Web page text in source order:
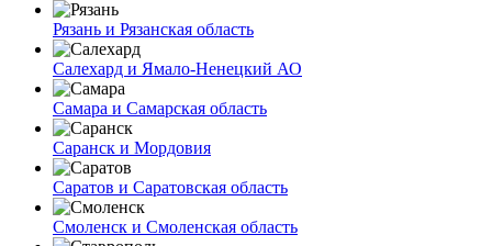
Рязань и Рязанская область
Салехард и Ямало-Ненецкий АО
Самара и Самарская область
Саранск и Мордовия
Саратов и Саратовская область
Смоленск и Смоленская область